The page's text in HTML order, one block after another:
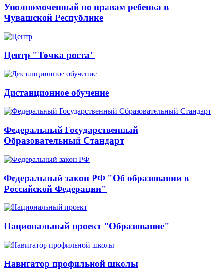
Уполномоченный по правам ребенка в
Чувашской Республике
Центр "Точка роста"
Дистанционное обучение
Федеральный Государственный
Образовательный Стандарт
Федеральный закон РФ "Об образовании в
Российской Федерации"
Национальный проект "Образование"
Навигатор профильной школы